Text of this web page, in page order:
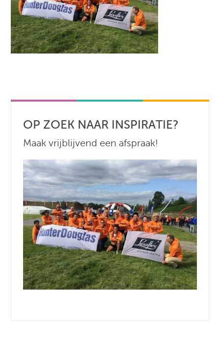
OP ZOEK NAAR INSPIRATIE?
Maak vrijblijvend een afspraak!